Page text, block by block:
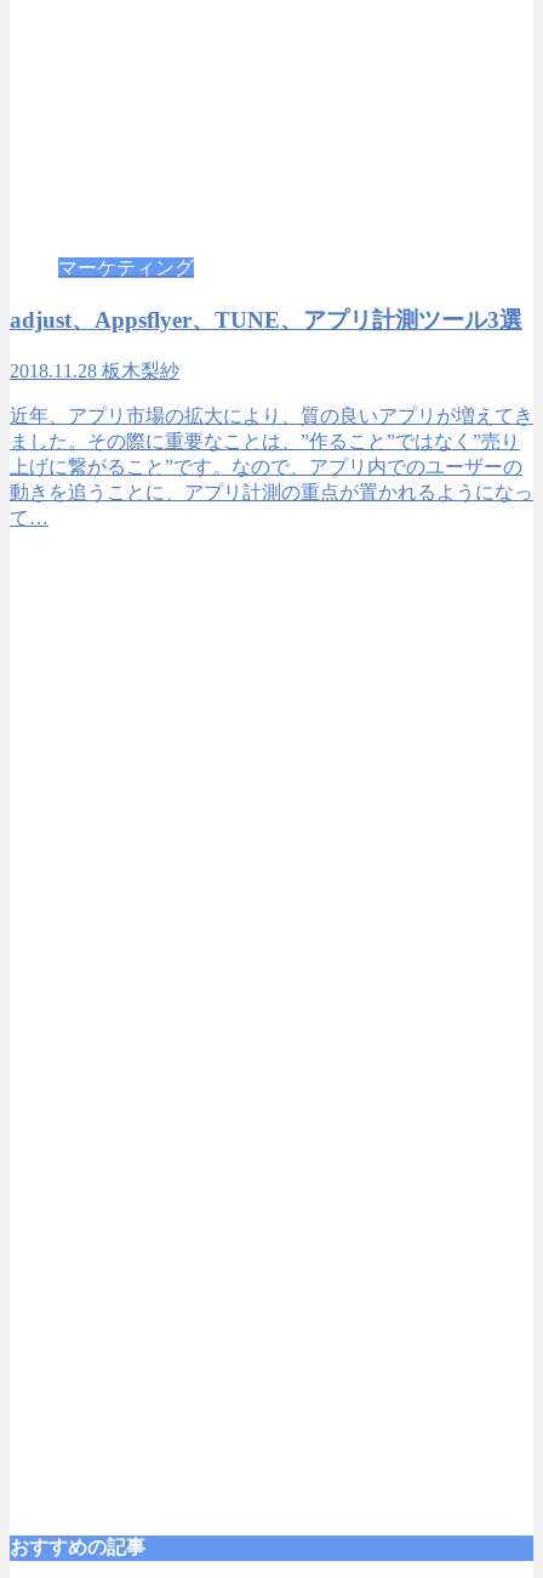
マーケティング
adjust、Appsflyer、TUNE、アプリ計測ツール3選
2018.11.28 板木梨紗
近年、アプリ市場の拡大により、質の良いアプリが増えてき
ました。その際に重要なことは、”作ること”ではなく”売り
上げに繋がること”です。なので、アプリ内でのユーザーの
動きを追うことに、アプリ計測の重点が置かれるようになっ
て…
おすすめの記事